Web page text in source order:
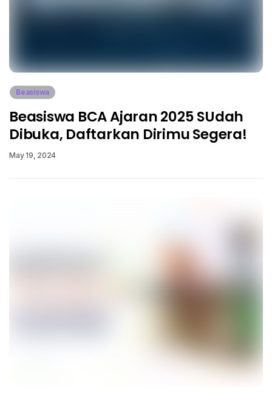
Beasiswa
Beasiswa BCA Ajaran 2025 SUdah
Dibuka, Daftarkan Dirimu Segera!
May 19, 2024